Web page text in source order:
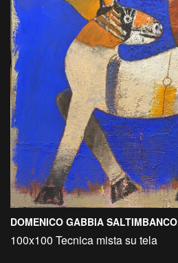
DOMENICO GABBIA SALTIMBANCO
100x100 Tecnica mista su tela